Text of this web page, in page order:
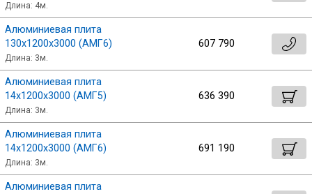
Электроды
Проволока
Длина: 4м.
Алюминиевая плита
130х1200х3000 (АМГ6)
Длина: 3м.
607 790
Алюминиевая плита
14х1200х3000 (АМГ5)
Длина: 3м.
636 390
Алюминиевая плита
14х1200х3000 (АМГ6)
Длина: 3м.
691 190
Алюминиевая плита